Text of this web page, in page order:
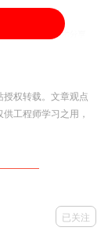
权转载。文章观点
工程师学习之用，
已关注